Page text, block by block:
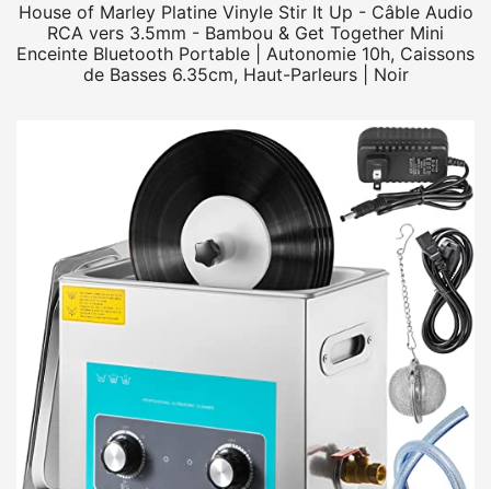
House of Marley Platine Vinyle Stir It Up - Câble Audio
RCA vers 3.5mm - Bambou & Get Together Mini
Enceinte Bluetooth Portable | Autonomie 10h, Caissons
de Basses 6.35cm, Haut-Parleurs | Noir